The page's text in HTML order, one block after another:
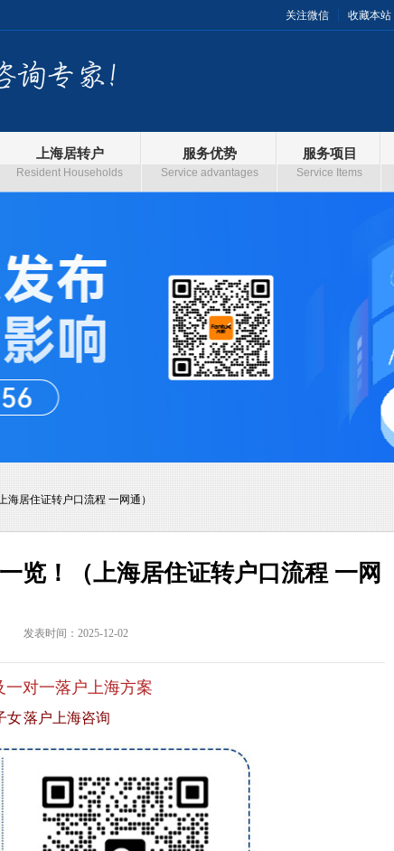
关注微信 收藏本站
上海居转户
Resident Households
服务优势
Service advantages
服务项目
Service Items
居住证转户口流程 一网通）
览！（上海居住证转户口流程 一网
发表时间：2025-12-02
对一落户上海方案
女 落户上海咨询